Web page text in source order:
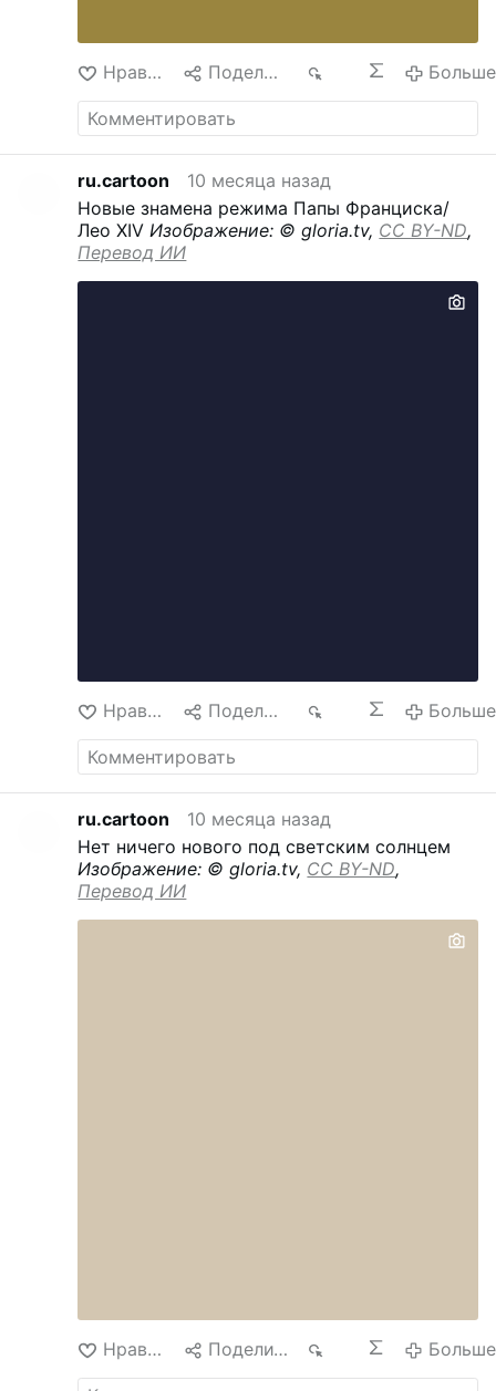
Нравится Поделиться Больше
ru.cartoon
10 месяца назад
Новые знамена режима Папы Франциска/
Лео XIV Изображение: © gloria.tv, CC BY-ND,
Перевод ИИ
Нравится Поделиться Больше
ru.cartoon
10 месяца назад
Нет ничего нового под светским солнцем
Изображение: © gloria.tv, CC BY-ND,
Перевод ИИ
Нравится Поделиться Больше